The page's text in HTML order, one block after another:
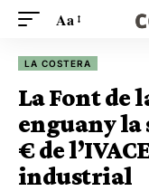
Aa
LA COSTERA
La Font de
enguany la
€ de
industrial